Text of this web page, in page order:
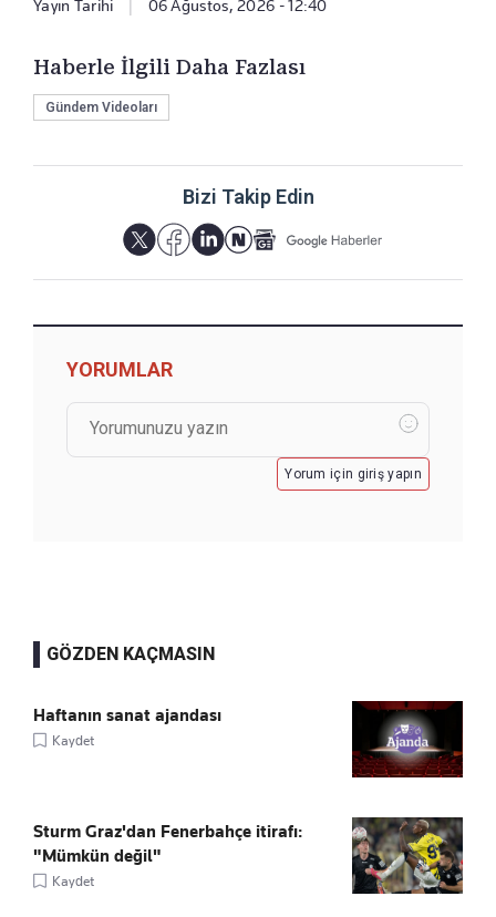
Yayın Tarihi 06 Ağustos, 2026 - 12:40
Haberle İlgili Daha Fazlası
Gündem Videoları
Bizi Takip Edin
YORUMLAR
Yorum için giriş yapın
GÖZDEN KAÇMASIN
Haftanın sanat ajandası
Kaydet
Sturm Graz'dan Fenerbahçe itirafı:
"Mümkün değil"
Kaydet